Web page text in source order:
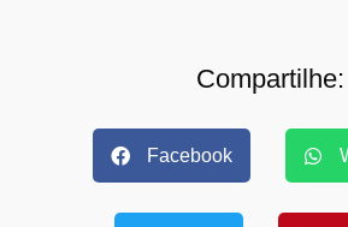
Compartilhe:
Facebook